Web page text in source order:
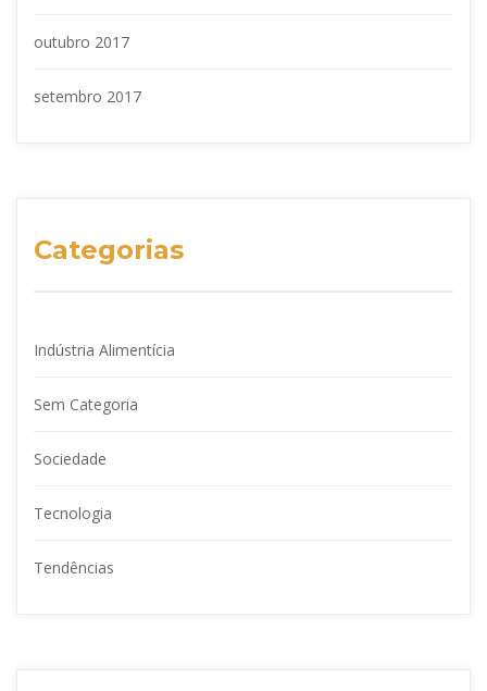
outubro 2017
setembro 2017
Categorias
Indústria Alimentícia
Sem Categoria
Sociedade
Tecnologia
Tendências